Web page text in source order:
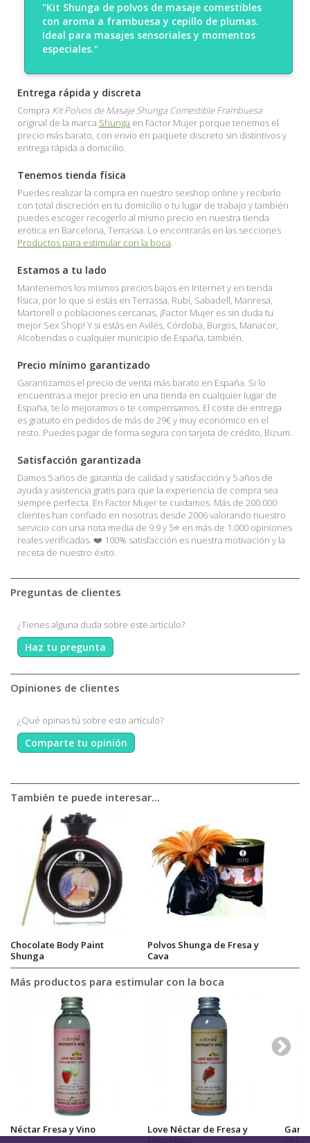
"Kit Shunga de polvos de masaje comestibles
con aroma a frambuesa y cepillo de plumas.
Ideal para masajes sensoriales y momentos
especiales."
Entrega rápida y discreta
Compra Kit Polvos de Masaje Shunga Comestible Frambuesa
original de la marca Shunga en Factor Mujer porque tenemos el
precio más barato, con envío en paquete discreto sin distintivos y
entrega rápida a domicilio.
Tenemos tienda física
Puedes realizar la compra en nuestro sexshop online y recibirlo
con total discreción en tu domicilio o tu lugar de trabajo y también
puedes escoger recogerlo al mismo precio en nuestra tienda
erótica en Barcelona, Terrassa. Lo encontrarás en las secciones
Productos para estimular con la boca.
Estamos a tu lado
Mantenemos los mismos precios bajos en Internet y en tienda
física, por lo que si estás en Terrassa, Rubí, Sabadell, Manresa,
Martorell o poblaciones cercanas, ¡Factor Mujer es sin duda tu
mejor Sex Shop! Y si estás en Avilés, Córdoba, Burgos, Manacor,
Alcobendas o cualquier municipio de España, también.
Precio mínimo garantizado
Garantizamos el precio de venta más barato en España. Si lo
encuentras a mejor precio en una tienda en cualquier lugar de
España, te lo mejoramos o te compensamos. El coste de entrega
es gratuito en pedidos de más de 29€ y muy económico en el
resto. Puedes pagar de forma segura con tarjeta de crédito, Bizum.
Satisfacción garantizada
Damos 5 años de garantía de calidad y satisfacción y 5 años de
ayuda y asistencia gratis para que la experiencia de compra sea
siempre perfecta. En Factor Mujer te cuidamos. Más de 200.000
clientes han confiado en nosotras desde 2006 valorando nuestro
servicio con una nota media de 9.9 y 5⭐ en más de 1.000 opiniones
reales verificadas. ❤️ 100% satisfacción es nuestra motivación y la
receta de nuestro éxito.
Preguntas de clientes
¿Tienes alguna duda sobre este artículo?
Haz tu pregunta
Opiniones de clientes
¿Qué opinas tú sobre este artículo?
Comparte tu opinión
También te puede interesar...
Chocolate Body Paint
Shunga
Polvos Shunga de Fresa y
Cava
Más productos para estimular con la boca
Néctar Fresa y Vino
Love Néctar de Fresa y
Chocolate